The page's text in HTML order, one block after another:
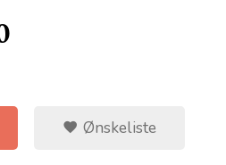
Ønskeliste